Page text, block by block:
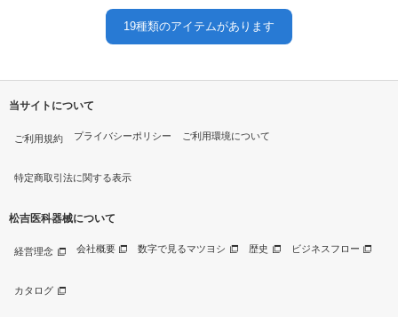
19種類のアイテムがあります
当サイトについて
ご利用規約 プライバシーポリシー ご利用環境について
特定商取引法に関する表示
松吉医科器械について
経営理念 会社概要 数字で見るマツヨシ 歴史 ビジネスフロー
カタログ